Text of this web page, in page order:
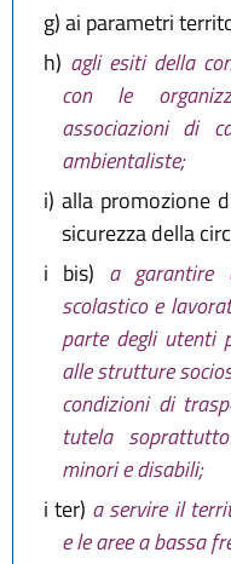
g)ai parametri
h) agli esiti della
con le
associazioni di
ambientaliste;
i) alla promozione
sicurezza della
i bis) a garantire
scolastico e
parte degli utenti
alle strutture
condizioni di
tutela
minori e disabili;
i ter) a servire il
e le aree a bassa